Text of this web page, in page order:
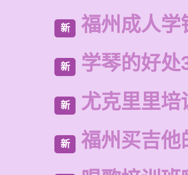
新 福州成人学
新 学琴的好处
新 尤克里里培
新 福州买吉他